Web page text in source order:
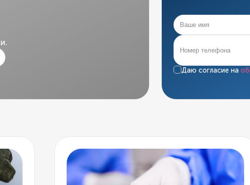
Даю согласие на